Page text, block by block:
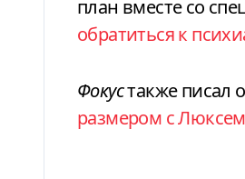
план вместе со
обратиться к
Фокустакже писал
размером с